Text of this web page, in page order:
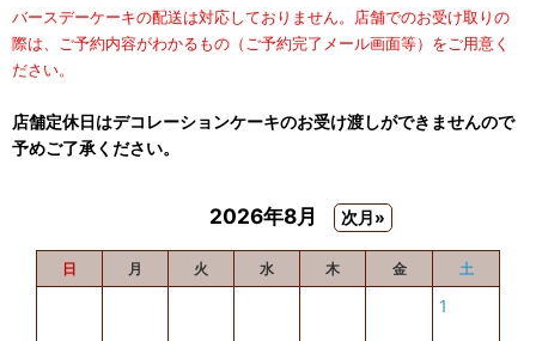
バースデーケーキの配送は対応しておりません。店舗でのお受け取りの
際は、ご予約内容がわかるもの（ご予約完了メール画面等）をご用意く
ださい。
店舗定休日はデコレーションケーキのお受け渡しができませんので
予めご了承ください。
2026年8月 次月»
日 月 火 水 木 金 土
1